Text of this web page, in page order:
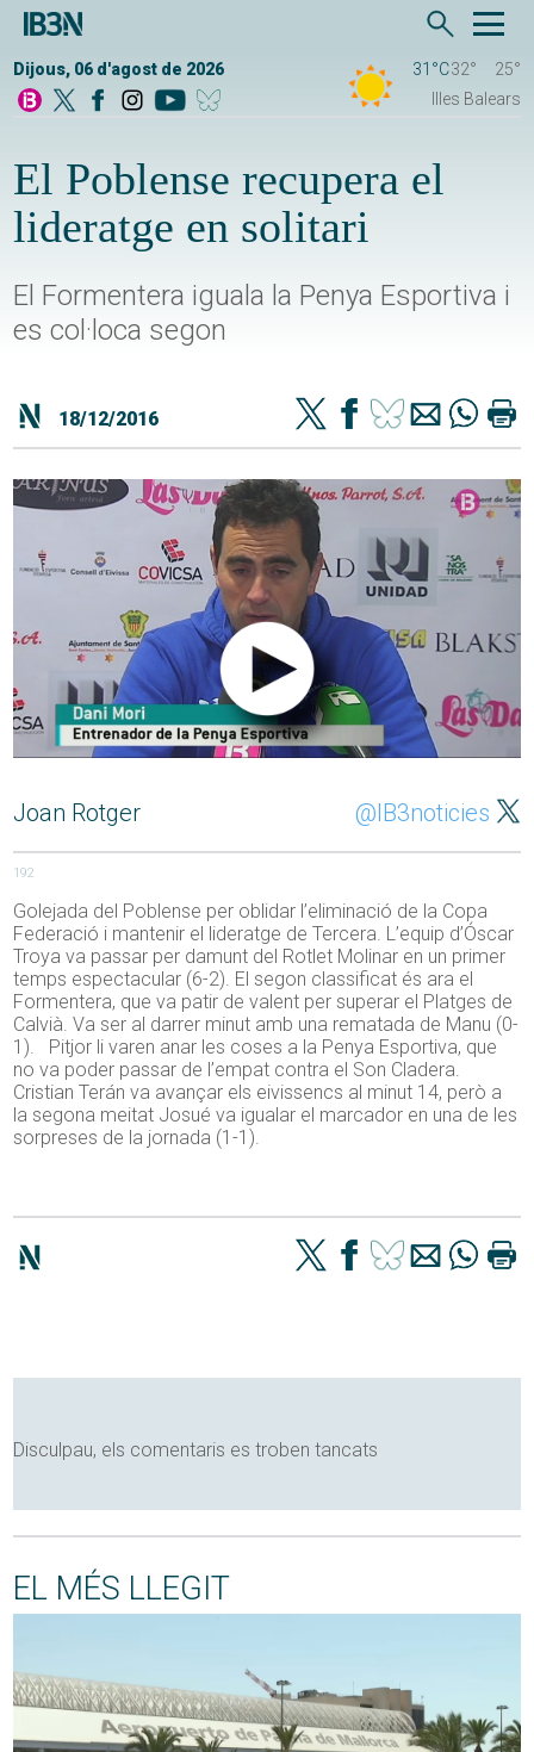
Dijous, 06 d'agost de 2026 31°C32°
25°
Illes Balears
El Poblense recupera el
lideratge en solitari
El Formentera iguala la Penya Esportiva i
es col·loca segon
18/12/2016
Joan Rotger @IB3noticies
192
Golejada del Poblense per oblidar l’eliminació de la Copa
Federació i mantenir el lideratge de Tercera. L’equip d’Óscar
Troya va passar per damunt del Rotlet Molinar en un primer
temps espectacular (6-2). El segon classificat és ara el
Formentera, que va patir de valent per superar el Platges de
Calvià. Va ser al darrer minut amb una rematada de Manu (0-
1). Pitjor li varen anar les coses a la Penya Esportiva, que
no va poder passar de l’empat contra el Son Cladera.
Cristian Terán va avançar els eivissencs al minut 14, però a
la segona meitat Josué va igualar el marcador en una de les
sorpreses de la jornada (1-1).
Disculpau, els comentaris es troben tancats
EL MÉS LLEGIT